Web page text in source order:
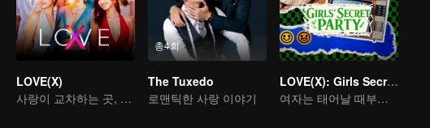
LOVE(X)
사랑이 교차하는 곳, 심장이 울려 퍼지는 화려한 멜로디
총4회
The Tuxedo
로맨틱한 사랑 이야기
LOVE(X): Girls Secret Party
여자는 태어날 때부터 맘껏 즐길 권리가 있다